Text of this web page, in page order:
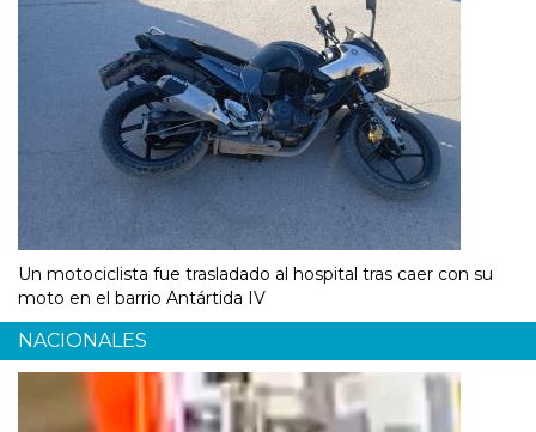
Un motociclista fue trasladado al hospital tras caer con su
moto en el barrio Antártida IV
NACIONALES